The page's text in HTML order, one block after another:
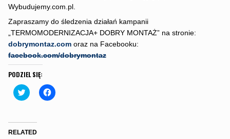
Wybudujemy.com.pl.
Zapraszamy do śledzenia działań kampanii
„TERMOMODERNIZACJA+ DOBRY MONTAŻ” na stronie:
dobrymontaz.comoraz na Facebooku:
facebook.com/dobrymontaz
PODZIEL SIĘ:
C
l
t
o
C
l
RELATED